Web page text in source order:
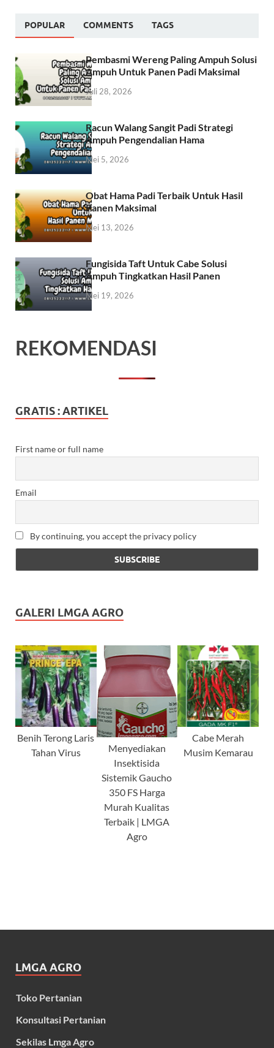
POPULAR COMMENTS TAGS
Pembasmi Wereng Paling Ampuh Solusi
Ampuh Untuk Panen Padi Maksimal
Juli 28, 2026
Racun Walang Sangit Padi Strategi
Ampuh Pengendalian Hama
Mei 5, 2026
Obat Hama Padi Terbaik Untuk Hasil
Panen Maksimal
Mei 13, 2026
Fungisida Taft Untuk Cabe Solusi
Ampuh Tingkatkan Hasil Panen
Mei 19, 2026
REKOMENDASI
GRATIS : ARTIKEL
First name or full name
Email
By continuing, you accept the privacy policy
GALERI LMGA AGRO
Benih Terong Laris
Tahan Virus
Menyediakan
Insektisida
Sistemik Gaucho
350 FS Harga
Murah Kualitas
Terbaik | LMGA
Agro
Cabe Merah
Musim Kemarau
LMGA AGRO
Toko Pertanian
Konsultasi Pertanian
Sekilas Lmga Agro